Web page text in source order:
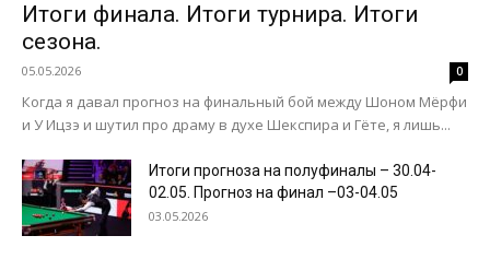
Итоги финала. Итоги турнира. Итоги
сезона.
05.05.2026 0
Когда я давал прогноз на финальный бой между Шоном Мёрфи
и У Ицзэ и шутил про драму в духе Шекспира и Гёте, я лишь...
Итоги прогноза на полуфиналы – 30.04-
02.05. Прогноз на финал –03-04.05
03.05.2026